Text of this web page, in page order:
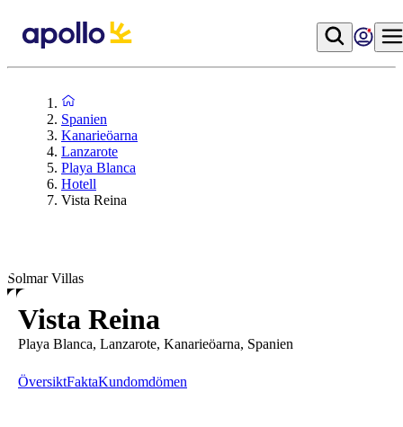
Spanien
Kanarieöarna
Lanzarote
Playa Blanca
Hotell
Vista Reina
Solmar Villas
Vista Reina
Playa Blanca, Lanzarote, Kanarieöarna, Spanien
ÖversiktFaktaKundomdömen